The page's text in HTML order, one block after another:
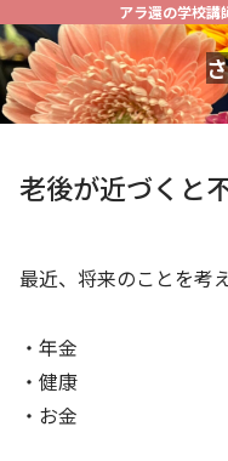
アラ還の学校講
老後が近づくと
最近、将来のことを考
・年金
・健康
・お金